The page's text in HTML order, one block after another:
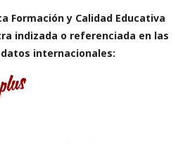
Formación y Calidad Educativa
indizada o referenciada en las
internacionales: